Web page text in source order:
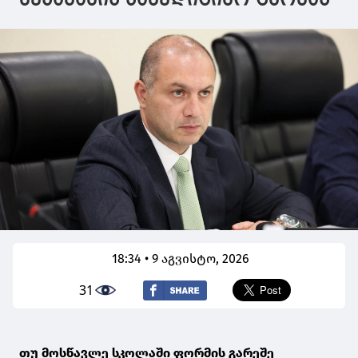
18:34 • 9 აგვისტო, 2026
31
თუ მოსწავლე სკოლაში ფორმის გარეშე